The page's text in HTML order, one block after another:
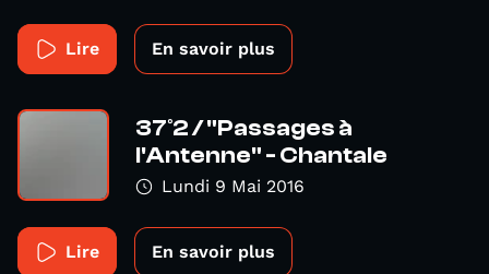
Lire En savoir plus
37°2 / "Passages à
l'Antenne" - Chantale
Lundi 9 Mai 2016
Lire En savoir plus